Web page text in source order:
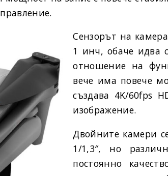
Сензорът на
1 инч, обаче идва
отношение на
вече има повече
създава 4K/60fps
изображение.
Двойните камери
1/1,3″, но
постоянно